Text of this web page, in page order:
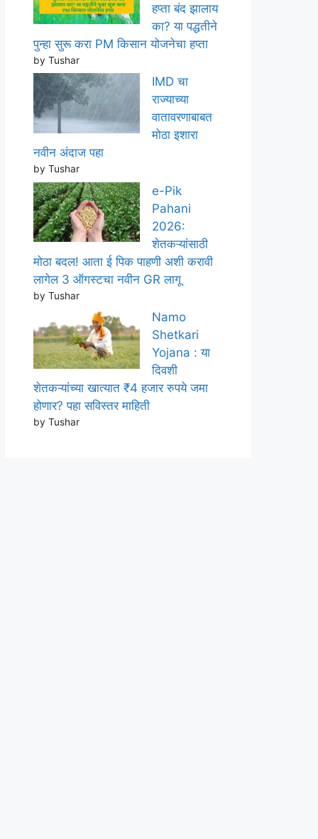
हप्ता बंद झालाय
का? या पद्धतीने
पुन्हा सुरू करा PM किसान योजनेचा हप्ता
by Tushar
IMD चा
राज्याच्या
वातावरणाबाबत
मोठा इशारा
नवीन अंदाज पहा
by Tushar
e-Pik
Pahani
2026:
शेतकऱ्यांसाठी
मोठा बदल! आता ई पिक पाहणी अशी करावी
लागेल 3 ऑगस्टचा नवीन GR लागू
by Tushar
Namo
Shetkari
Yojana : या
दिवशी
शेतकऱ्यांच्या खात्यात ₹4 हजार रुपये जमा
होणार? पहा सविस्तर माहिती
by Tushar